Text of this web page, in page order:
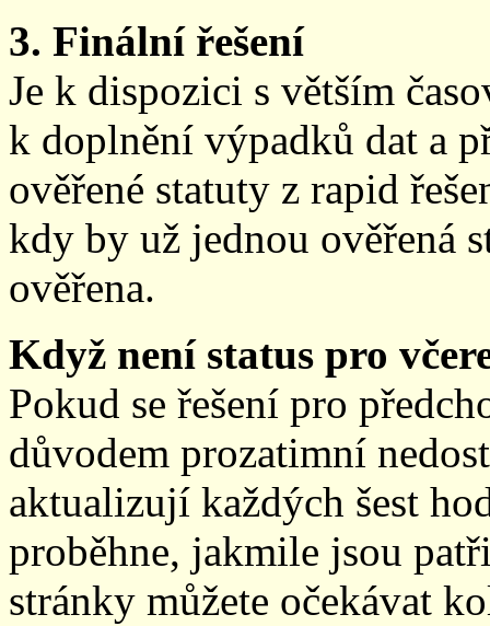
3. Finální řešení
Je k dispozici s větším
k doplnění výpadků dat a
ověřené statuty z rapid
kdy by už jednou ověřená
ověřena.
Když není status pro
Pokud se řešení pro
důvodem prozatimní
aktualizují každých šest
proběhne, jakmile jsou
stránky můžete očekávat